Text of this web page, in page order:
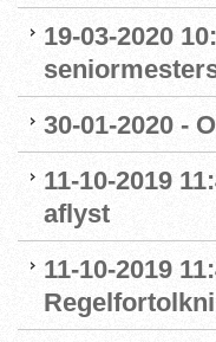
19-03-2020
30-01-2020 -
11-10-2019
aflyst
11-10-2019